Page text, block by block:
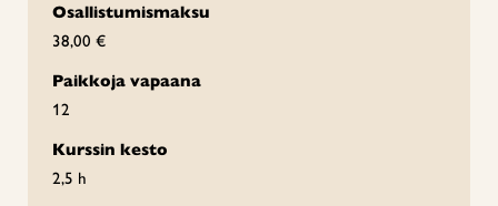
Osallistumismaksu
38,00 €
Paikkoja vapaana
12
Kurssin kesto
2,5 h